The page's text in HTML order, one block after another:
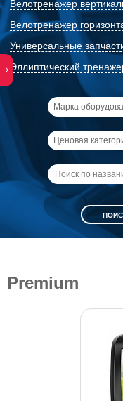
Велотренажер
Велотренажер
Универсальные
Эллиптический
Марка
Ценовая
Premium